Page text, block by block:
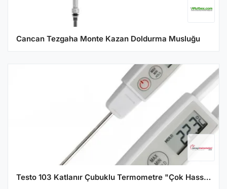
Cancan Tezgaha Monte Kazan Doldurma Musluğu
Testo 103 Katlanır Çubuklu Termometre "Çok Hassas"